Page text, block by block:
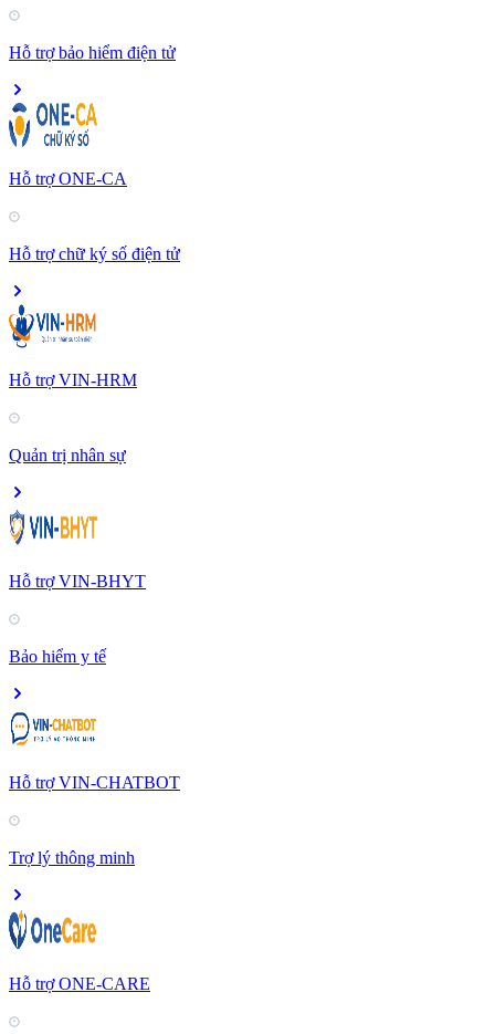
Hỗ trợ bảo hiểm điện tử
Hỗ trợ ONE-CA
Hỗ trợ chữ ký số điện tử
Hỗ trợ VIN-HRM
Quản trị nhân sự
Hỗ trợ VIN-BHYT
Bảo hiểm y tế
Hỗ trợ VIN-CHATBOT
Trợ lý thông minh
Hỗ trợ ONE-CARE